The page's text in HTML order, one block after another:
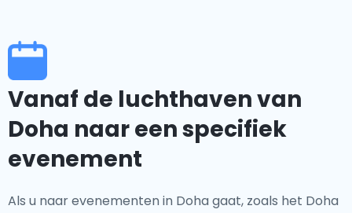
Vanaf de luchthaven van
Doha naar een specifiek
evenement
Als u naar evenementen in Doha gaat, zoals het Doha